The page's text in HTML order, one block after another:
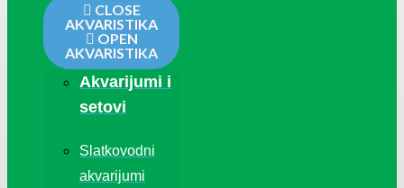
CLOSE
AKVARISTIKA
OPEN
AKVARISTIKA
Akvarijumi i
setovi
Slatkovodni
akvarijumi